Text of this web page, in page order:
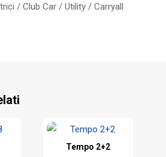
/ Club Car/ Utility/ Carryall
Tempo 2+2